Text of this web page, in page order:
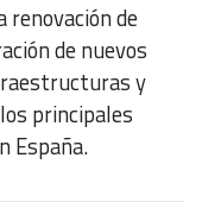
de
de nuevos
y
principales
España.